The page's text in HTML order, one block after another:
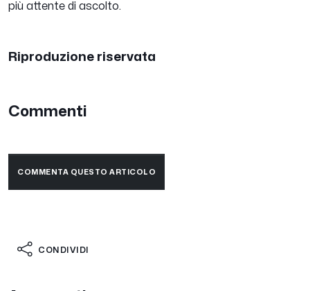
più attente di ascolto.
Riproduzione riservata
Commenti
COMMENTA QUESTO ARTICOLO
CONDIVIDI